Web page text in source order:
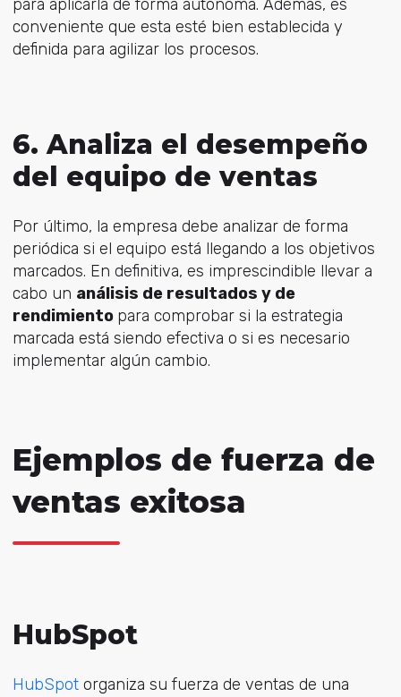
para aplicarla de forma autónoma. Además, es
conveniente que esta esté bien establecida y
definida para agilizar los procesos.
6. Analiza el desempeño
del equipo de ventas
Por último, la empresa debe analizar de forma
periódica si el equipo está llegando a los objetivos
marcados. En definitiva, es imprescindible llevar a
cabo un análisis de resultados y de
rendimiento para comprobar si la estrategia
marcada está siendo efectiva o si es necesario
implementar algún cambio.
Ejemplos de fuerza de
ventas exitosa
HubSpot
HubSpotorganiza su fuerza de ventas de una